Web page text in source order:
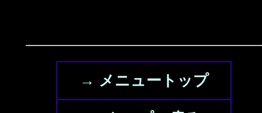
→ メニュートップ